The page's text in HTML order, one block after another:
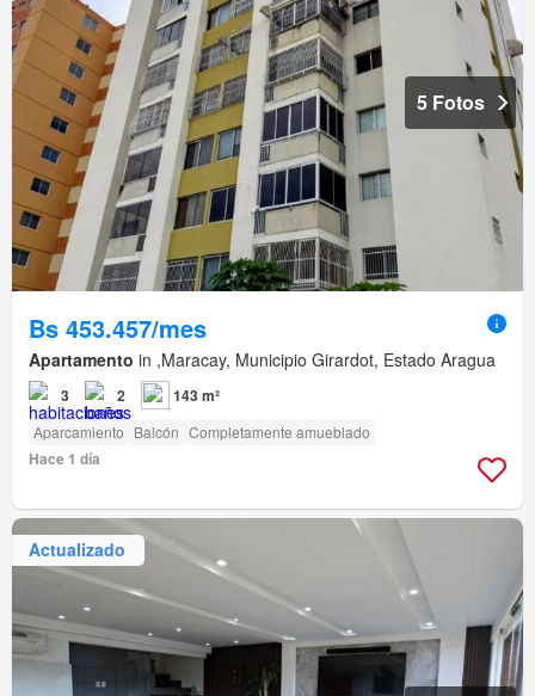
5 Fotos
Bs 453.457/mes
Apartamento in ,Maracay, Municipio Girardot, Estado Aragua
3 2 143 m²
Aparcamiento Balcón Completamente amueblado
Hace 1 día
Actualizado